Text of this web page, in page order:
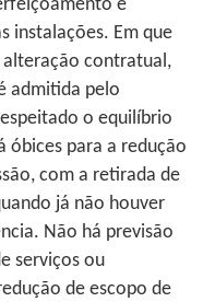
e
instalações. Em que
alteração contratual,
admitida pelo
o equilíbrio
para a redução
com a retirada de
já não houver
Não há previsão
serviços ou
de escopo de